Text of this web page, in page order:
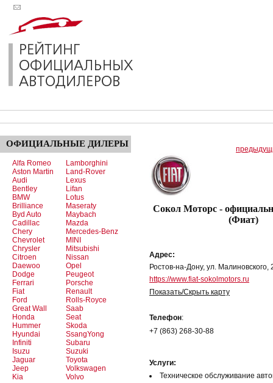
ОФИЦИАЛЬНЫЕ ДИЛЕРЫ
Alfa Romeo
Aston Martin
Audi
Bentley
BMW
Brilliance
Byd Auto
Cadillac
Chery
Chevrolet
Chrysler
Citroen
Daewoo
Dodge
Ferrari
Fiat
Ford
Great Wall
Honda
Hummer
Hyundai
Infiniti
Isuzu
Jaguar
Jeep
Kia
Lamborghini
Land-Rover
Lexus
Lifan
Lotus
Maseraty
Maybach
Mazda
Mercedes-Benz
MINI
Mitsubishi
Nissan
Opel
Peugeot
Porsche
Renault
Rolls-Royce
Saab
Seat
Skoda
SsangYong
Subaru
Suzuki
Toyota
Volkswagen
Volvo
Сокол Моторс -
(Фиат)
Адрес:
Ростов-на-Дону, ул. Малиновского,
https://www.fiat-sokolmotors.ru
Показать/Скрыть карту
Телефон:
+7 (863) 268-30-88
Услуги:
Техническое обслуживание